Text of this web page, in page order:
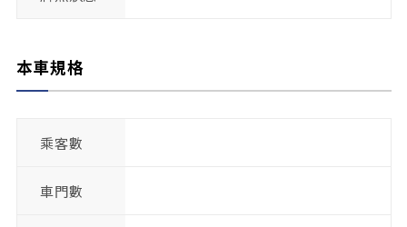
本車規格
乘客數
車門數